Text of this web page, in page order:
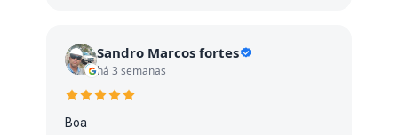
Sandro Marcos fortes
há 3 semanas
Boa